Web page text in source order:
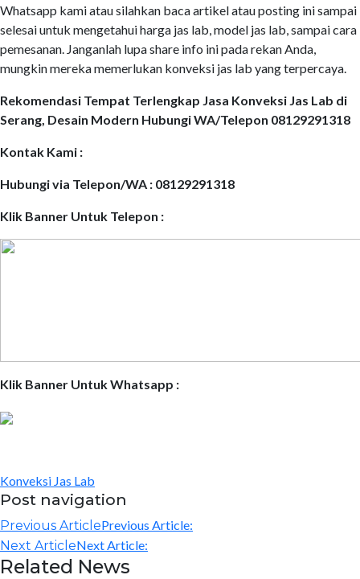
Whatsapp kami atau silahkan baca artikel atau posting ini sampai
selesai untuk mengetahui harga jas lab, model jas lab, sampai cara
pemesanan. Janganlah lupa share info ini pada rekan Anda,
mungkin mereka memerlukan konveksi jas lab yang terpercaya.
Rekomendasi Tempat Terlengkap Jasa Konveksi Jas Lab di
Serang, Desain Modern Hubungi WA/Telepon 08129291318
Kontak Kami :
Hubungi via Telepon/WA : 08129291318
Klik Banner Untuk Telepon :
Klik Banner Untuk Whatsapp :
Konveksi Jas Lab
Post navigation
Previous ArticlePrevious Article:
Next ArticleNext Article:
Related News